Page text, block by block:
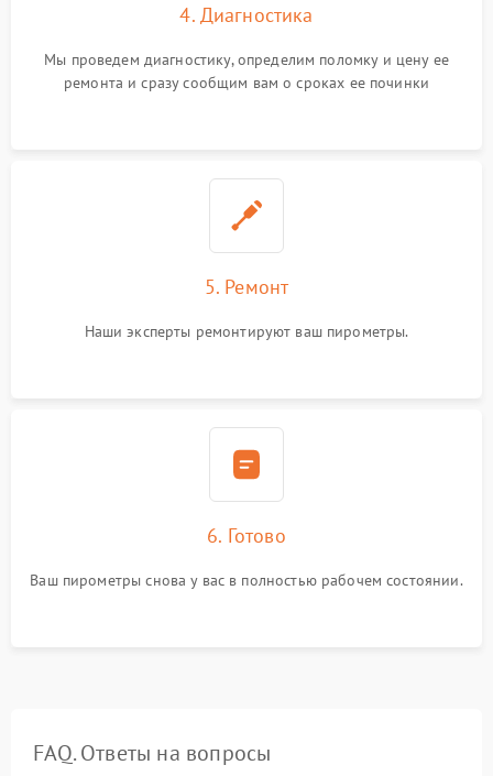
4. Диагностика
Мы проведем диагностику, определим поломку и цену ее
ремонта и сразу сообщим вам о сроках ее починки
5. Ремонт
Наши эксперты ремонтируют ваш пирометры.
6. Готово
Ваш пирометры снова у вас в полностью рабочем состоянии.
FAQ. Ответы на вопросы